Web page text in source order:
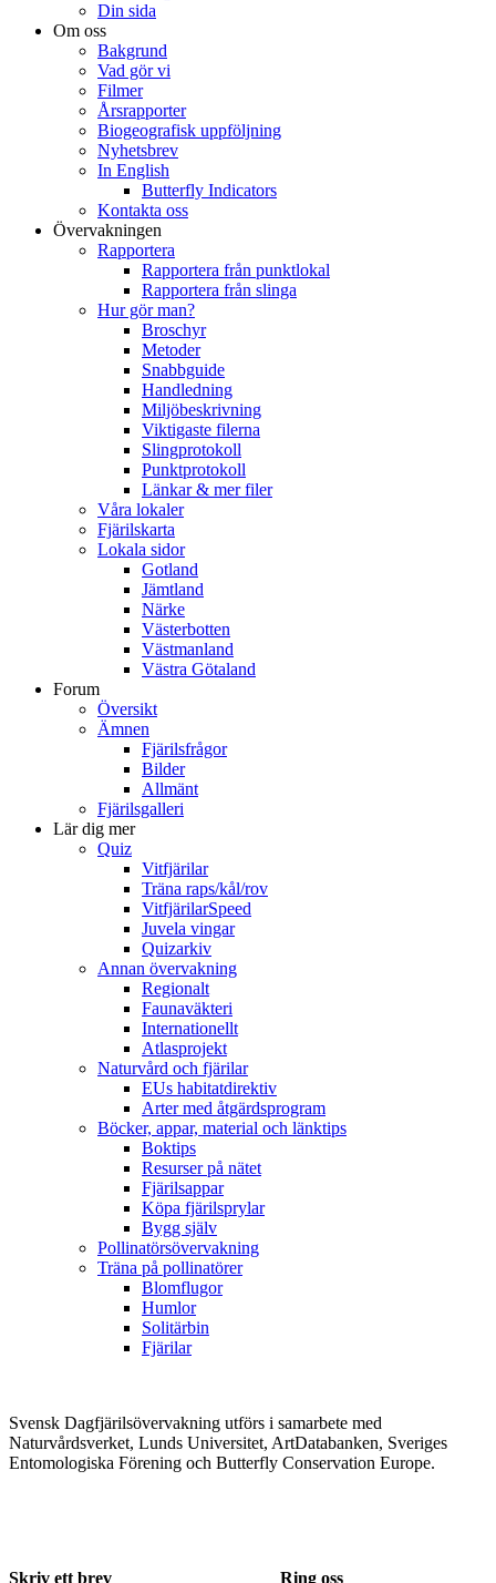
Din sida
Om oss
Bakgrund
Vad gör vi
Filmer
Årsrapporter
Biogeografisk uppföljning
Nyhetsbrev
In English
Butterfly Indicators
Kontakta oss
Övervakningen
Rapportera
Rapportera från punktlokal
Rapportera från slinga
Hur gör man?
Broschyr
Metoder
Snabbguide
Handledning
Miljöbeskrivning
Viktigaste filerna
Slingprotokoll
Punktprotokoll
Länkar & mer filer
Våra lokaler
Fjärilskarta
Lokala sidor
Gotland
Jämtland
Närke
Västerbotten
Västmanland
Västra Götaland
Forum
Översikt
Ämnen
Fjärilsfrågor
Bilder
Allmänt
Fjärilsgalleri
Lär dig mer
Quiz
Vitfjärilar
Träna raps/kål/rov
VitfjärilarSpeed
Juvela vingar
Quizarkiv
Annan övervakning
Regionalt
Faunaväkteri
Internationellt
Atlasprojekt
Naturvård och fjärilar
EUs habitatdirektiv
Arter med åtgärdsprogram
Böcker, appar, material och länktips
Boktips
Resurser på nätet
Fjärilsappar
Köpa fjärilsprylar
Bygg själv
Pollinatörsövervakning
Träna på pollinatörer
Blomflugor
Humlor
Solitärbin
Fjärilar
Svensk Dagfjärilsövervakning utförs i samarbete med
Naturvårdsverket, Lunds Universitet, ArtDatabanken, Sveriges
Entomologiska Förening och Butterfly Conservation Europe.
Skriv ett brev Ring oss